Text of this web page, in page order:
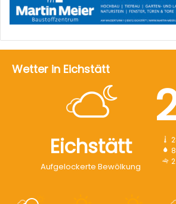
Wetter in Eichstätt
Eichstätt
Aufgelockerte Bewölkung